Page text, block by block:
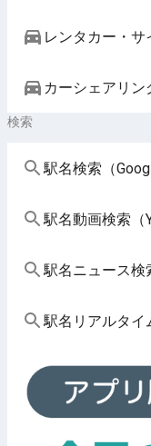
レンタカー・サ
カーシェアリン
検索
駅名検索（
駅名動画検索（
駅名ニュース検
駅名リアルタイ